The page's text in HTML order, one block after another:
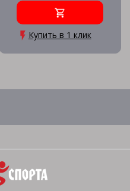
Купить в 1 клик